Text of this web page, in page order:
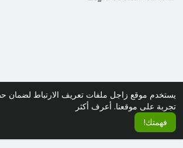
يستخدم موقع زاجل ملفات تعريف الارتباط
تجربة على موقعنا. أعرف أكثر
فهمتك!